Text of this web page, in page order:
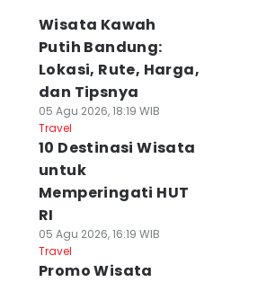
Wisata Kawah
Putih Bandung:
Lokasi, Rute, Harga,
dan Tipsnya
05 Agu 2026, 18:19 WIB
Travel
10 Destinasi Wisata
untuk
Memperingati HUT
RI
05 Agu 2026, 16:19 WIB
Travel
Promo Wisata